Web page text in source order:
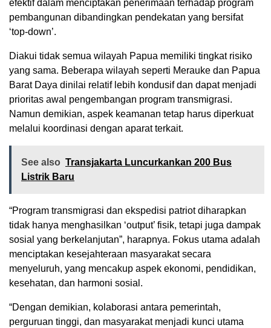
efektif dalam menciptakan penerimaan terhadap program
pembangunan dibandingkan pendekatan yang bersifat
‘top-down’.
Diakui tidak semua wilayah Papua memiliki tingkat risiko
yang sama. Beberapa wilayah seperti Merauke dan Papua
Barat Daya dinilai relatif lebih kondusif dan dapat menjadi
prioritas awal pengembangan program transmigrasi.
Namun demikian, aspek keamanan tetap harus diperkuat
melalui koordinasi dengan aparat terkait.
See also Transjakarta Luncurkankan 200 Bus
Listrik Baru
“Program transmigrasi dan ekspedisi patriot diharapkan
tidak hanya menghasilkan ‘output’ fisik, tetapi juga dampak
sosial yang berkelanjutan”, harapnya. Fokus utama adalah
menciptakan kesejahteraan masyarakat secara
menyeluruh, yang mencakup aspek ekonomi, pendidikan,
kesehatan, dan harmoni sosial.
“Dengan demikian, kolaborasi antara pemerintah,
perguruan tinggi, dan masyarakat menjadi kunci utama